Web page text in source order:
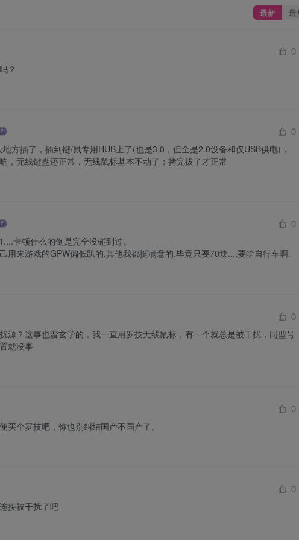
最新 最
0
？
0
方插了，插到键/鼠专用HUB上了(也是3.0，但全是2.0设备和仅USB供电)，
，无线键盘还正常，无线鼠标基本不动了；拷完拔了才正常
0
卡顿什么的倒是完全没碰到过。
用来游戏的GPW偏低趴的,其他我都挺满意的.毕竟只要70块....要啥自行车啊.
0
源？这事也蛮玄学的，我一直用罗技无线鼠标，有一个就总是被干扰，同型号
就没事
0
买个罗技吧，你也别纠结国产不国产了。
0
接被干扰了吧